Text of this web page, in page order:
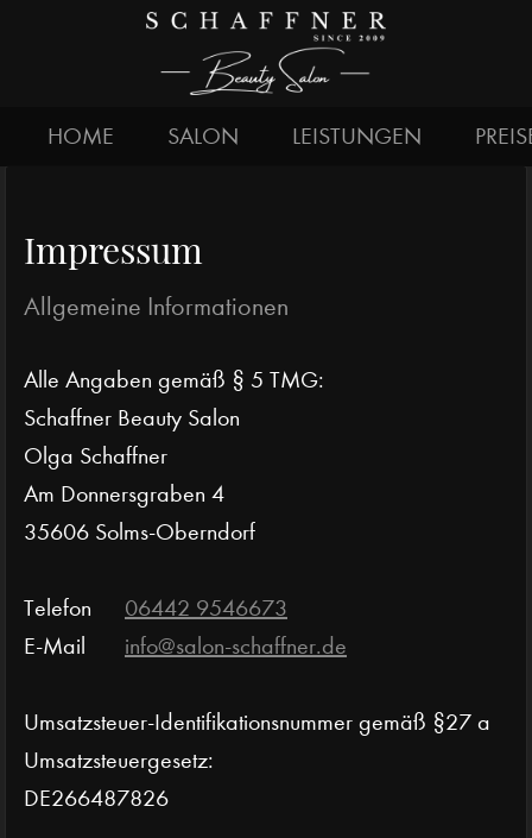
HOME SALON LEISTUNGEN
Impressum
Allgemeine Informationen
Alle Angaben gemäß § 5 TMG:
Schaffner Beauty Salon
Olga Schaffner
Am Donnersgraben 4
35606 Solms-Oberndorf
Telefon
06442 9546673
E-Mail
info@salon-schaffner.de
Umsatzsteuer-Identifikationsnummer gemäß §27 a
Umsatzsteuergesetz:
DE266487826